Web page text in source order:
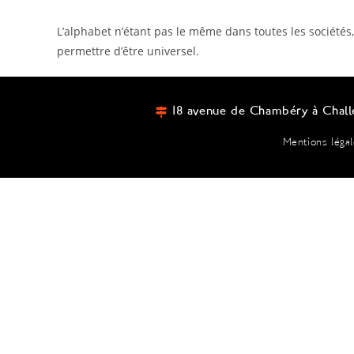
L’alphabet n’étant pas le même dans toutes les
permettre d’être universel.
18 avenue de Chambéry à
Mentions